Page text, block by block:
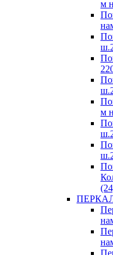
м
м